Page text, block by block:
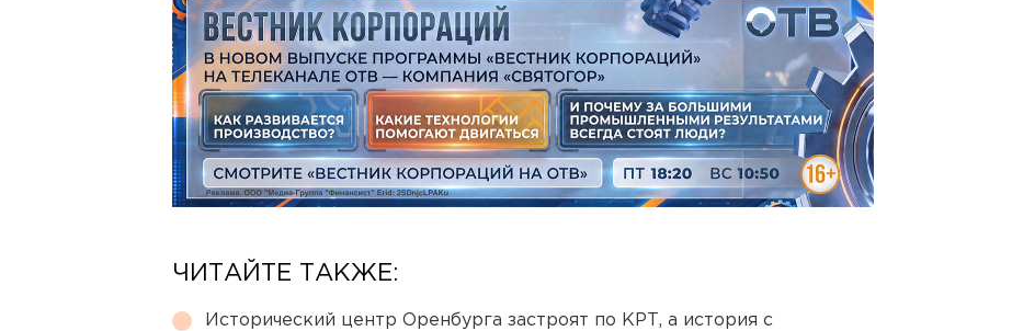
ЧИТАЙТЕ ТАКЖЕ:
Исторический центр Оренбурга застроят по КРТ, а история с